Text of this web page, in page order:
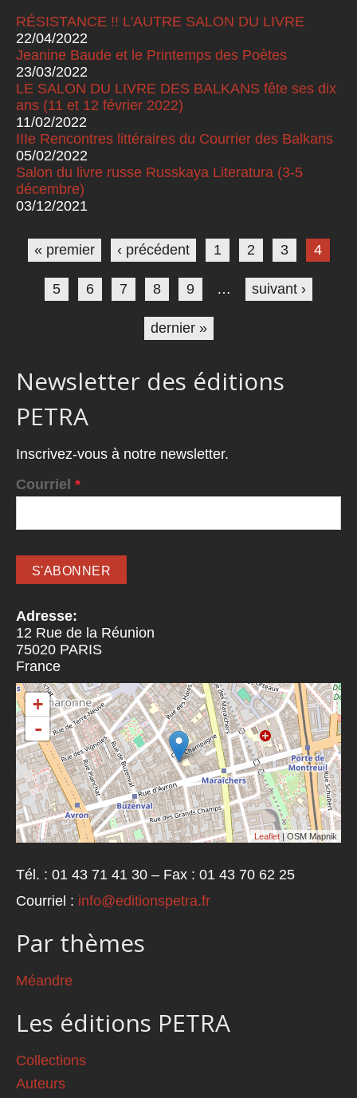
RÉSISTANCE !! L'AUTRE SALON DU LIVRE
22/04/2022
Jeanine Baude et le Printemps des Poètes
23/03/2022
LE SALON DU LIVRE DES BALKANS fête ses dix
ans (11 et 12 février 2022)
11/02/2022
IIIe Rencontres littéraires du Courrier des Balkans
05/02/2022
Salon du livre russe Russkaya Literatura (3-5
décembre)
03/12/2021
Pages
« premier ‹ précédent 1 2 3 4
5 6 7 8 9 … suivant ›
dernier »
Newsletter des éditions
PETRA
Inscrivez-vous à notre newsletter.
Courriel *
Adresse:
12 Rue de la Réunion
75020 PARIS
France
+
-
Leaflet | OSM Mapnik
Tél. : 01 43 71 41 30 – Fax : 01 43 70 62 25
Courriel : info@editionspetra.fr
Par thèmes
Méandre
Les éditions PETRA
Collections
Auteurs